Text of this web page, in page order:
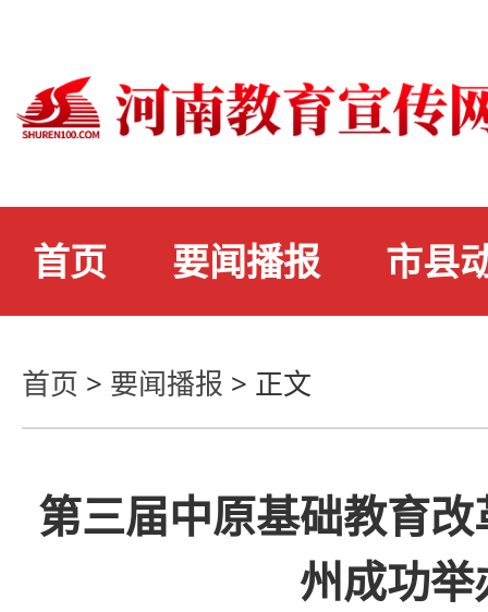
首页 要闻播报 市县
首页 > 要闻播报 > 正文
第三届中原基础教育
州成功举